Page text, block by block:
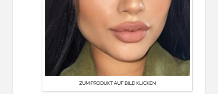
ZUM PRODUKT AUF BILD KLICKEN